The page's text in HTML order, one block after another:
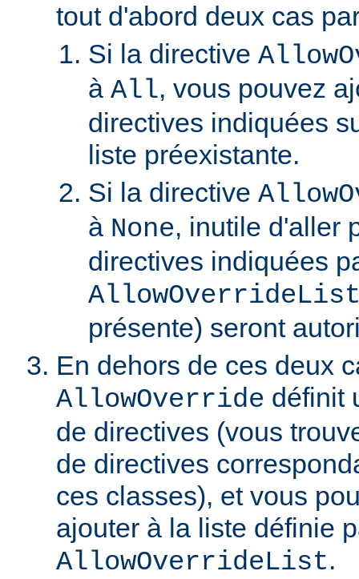
tout d'abord deux cas
Si la directive
à All, vous pouvez
directives indiquées
liste préexistante.
Si la directive
à None, inutile d'aller
directives indiquées
présente) seront
En dehors de ces deux
AllowOverride définit
de directives (vous
de directives
ces classes), et vous
ajouter à la liste définie
AllowOverrideList.